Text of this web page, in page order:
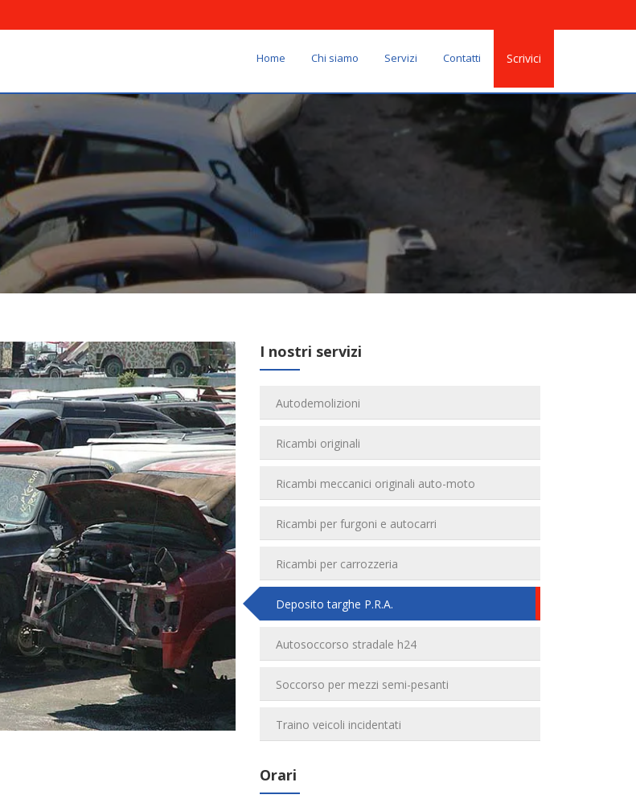
Scrivici
Home Chi siamo Servizi Contatti
I nostri servizi
Autodemolizioni
Ricambi originali
Ricambi meccanici originali auto-moto
Ricambi per furgoni e autocarri
Ricambi per carrozzeria
Deposito targhe P.R.A.
Autosoccorso stradale h24
Soccorso per mezzi semi-pesanti
Traino veicoli incidentati
Orari